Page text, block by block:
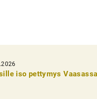
iso pettymys Vaasassa